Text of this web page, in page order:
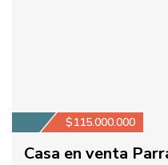
$115.000.000
Casa en venta